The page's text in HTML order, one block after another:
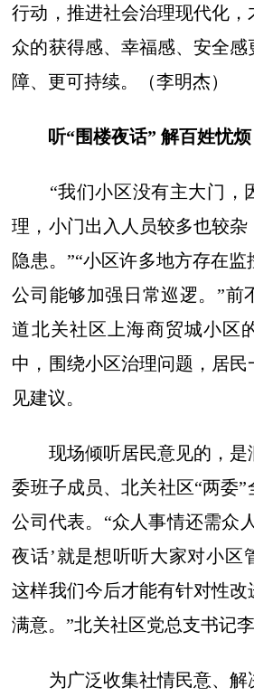
行动，推进社会治理现代化
众的获得感、幸福感、安全
障、更可持续。（李明杰）
听“围楼夜话” 解百姓忧烦
“我们小区没有主大门，
理，小门出入人员较多也较
隐患。”“小区许多地方存在
公司能够加强日常巡逻。”前
道北关社区上海商贸城小区
中，围绕小区治理问题，居
见建议。
现场倾听居民意见的，是
委班子成员、北关社区“两委
公司代表。“众人事情还需众
夜话’就是想听听大家对小区
这样我们今后才能有针对性
满意。”北关社区党总支书记
为广泛收集社情民意、解